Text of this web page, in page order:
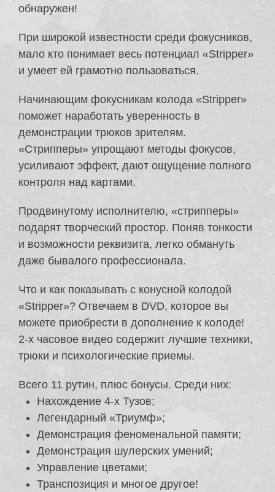
обнаружен!
При широкой известности среди фокусников,
мало кто понимает весь потенциал «Stripper»
и умеет ей грамотно пользоваться.
Начинающим фокусникам колода «Stripper»
поможет наработать уверенность в
демонстрации трюков зрителям.
«Стрипперы» упрощают методы фокусов,
усиливают эффект, дают ощущение полного
контроля над картами.
Продвинутому исполнителю, «стрипперы»
подарят творческий простор. Поняв тонкости
и возможности реквизита, легко обмануть
даже бывалого профессионала.
Что и как показывать с конусной колодой
«Stripper»? Отвечаем в DVD, которое вы
можете приобрести в дополнение к колоде!
2-х часовое видео содержит лучшие техники,
трюки и психологические приемы.
Всего 11 рутин, плюс бонусы. Среди них:
Нахождение 4-х Тузов;
Легендарный «Триумф»;
Демонстрация феноменальной памяти;
Демонстрация шулерских умений;
Управление цветами;
Транспозиция и многое другое!